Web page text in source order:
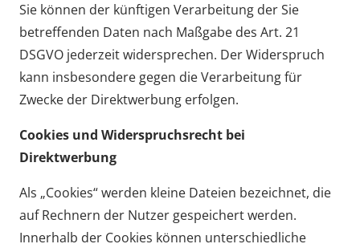
Sie können der künftigen Verarbeitung der Sie
betreffenden Daten nach Maßgabe des Art. 21
DSGVO jederzeit widersprechen. Der Widerspruch
kann insbesondere gegen die Verarbeitung für
Zwecke der Direktwerbung erfolgen.
Cookies und Widerspruchsrecht bei
Direktwerbung
Als „Cookies“ werden kleine Dateien bezeichnet, die
auf Rechnern der Nutzer gespeichert werden.
Innerhalb der Cookies können unterschiedliche